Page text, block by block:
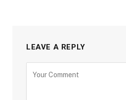
LEAVE A REPLY